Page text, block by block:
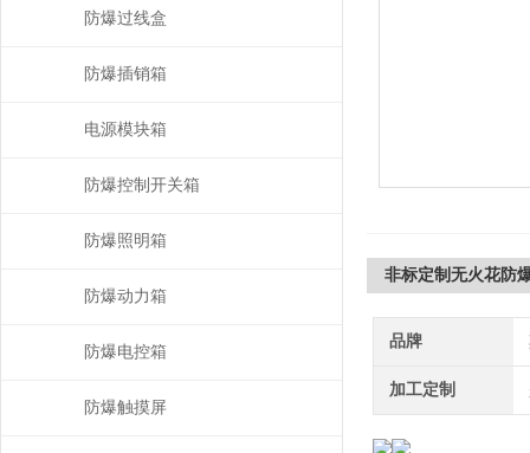
非标定制无火花防
品牌
加工定制
防爆过线盒
防爆插销箱
电源模块箱
防爆控制开关箱
防爆照明箱
防爆动力箱
防爆电控箱
防爆触摸屏